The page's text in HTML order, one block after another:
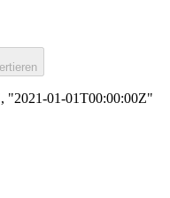
"2021-01-01T00:00:00Z"